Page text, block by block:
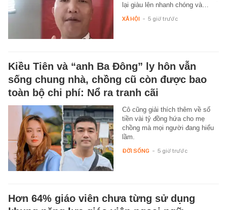
lại giàu lên nhanh chóng và…
XÃ HỘI - 5 giờ trước
Kiều Tiên và “anh Ba Đông” ly hôn vẫn
sống chung nhà, chồng cũ còn được bao
toàn bộ chi phí: Nổ ra tranh cãi
Cô cũng giải thích thêm về số
tiền vài tỷ đồng hứa cho mẹ
chồng mà mọi người đang hiểu
lầm.
ĐỜI SỐNG - 5 giờ trước
Hơn 64% giáo viên chưa từng sử dụng